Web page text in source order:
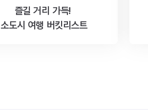
즐길 거리 가득!
소도시 여행 버킷리스트